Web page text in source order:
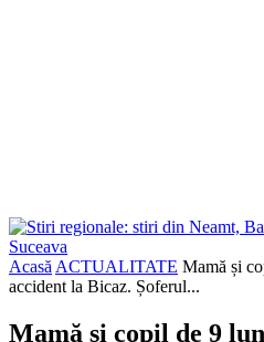
Acasă ACTUALITATE Mamă și
accident la Bicaz. Șoferul...
Mamă și copil de 9